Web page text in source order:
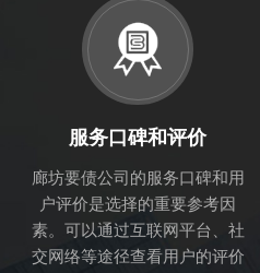
服务口碑和评价
廊坊要债公司的服务口碑和用
户评价是选择的重要参考因
素。可以通过互联网平台、社
交网络等途径查看用户的评价